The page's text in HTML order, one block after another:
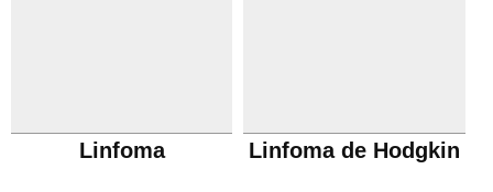
Linfoma Linfoma de Hodgkin